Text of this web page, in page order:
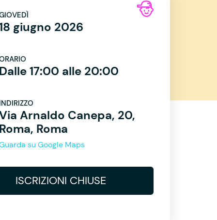
giugno 2026
17:00 alle 20:00
Arnaldo Canepa, 20,
Roma
su Google Maps
ISCRIZIONI CHIUSE